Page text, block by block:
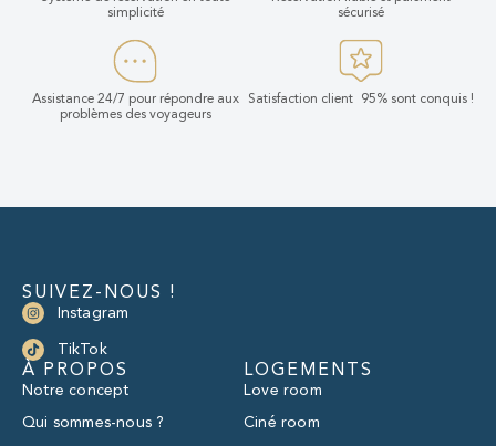
simplicité
sécurisé
Assistance 24/7 pour répondre aux
problèmes des voyageurs
Satisfaction client 95% sont conquis !
SUIVEZ-NOUS !
Instagram
TikTok
À PROPOS
Notre concept
Qui sommes-nous ?
LOGEMENTS
Love room
Ciné room